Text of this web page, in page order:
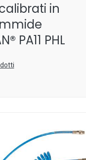
in
PA11 PHL